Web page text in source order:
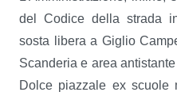
del Codice della strada
sosta libera a Giglio
Scanderia e area
Dolce piazzale ex scuole